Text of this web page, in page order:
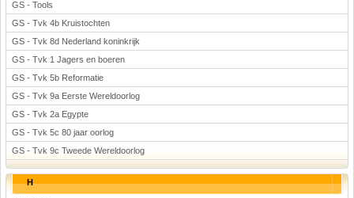
GS - Tools
GS - Tvk 4b Kruistochten
GS - Tvk 8d Nederland koninkrijk
GS - Tvk 1 Jagers en boeren
GS - Tvk 5b Reformatie
GS - Tvk 9a Eerste Wereldoorlog
GS - Tvk 2a Egypte
GS - Tvk 5c 80 jaar oorlog
GS - Tvk 9c Tweede Wereldoorlog
H